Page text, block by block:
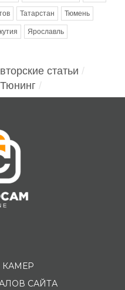
Татарстан Тюмень
Ярославль
статьи
Тюнинг
САЙТА